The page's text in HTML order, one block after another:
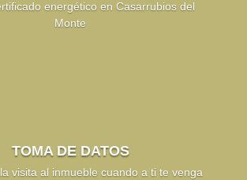
energético en Casarrubios del
Monte
TOMA DE DATOS
visita al inmueble cuando a ti te venga